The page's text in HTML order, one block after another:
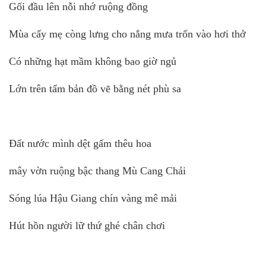
Gối đầu lên nỗi nhớ ruộng đồng
Mùa cấy mẹ còng lưng cho nắng mưa trốn vào hơi thở
Có những hạt mầm không bao giờ ngủ
Lớn trên tấm bản đồ vẽ bằng nét phù sa
Đất nước mình dệt gấm thêu hoa
mây vờn ruộng bậc thang Mù Cang Chải
Sóng lúa Hậu Giang chín vàng mê mải
Hút hồn người lữ thứ ghé chân chơi